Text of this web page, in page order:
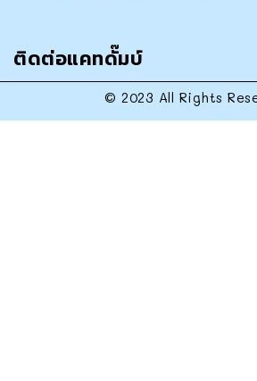
ติดต่อแคทดั๊มบ์
© 2023 All Rights